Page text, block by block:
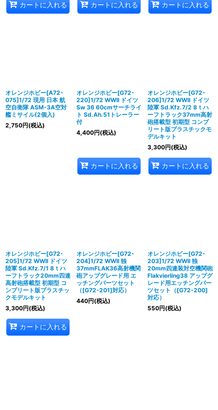
カートに入れる カートに入れる カートに入れる
オレンジホビー[A72-
075]1/72 現用 日本 航
空自衛隊 ASM-3A空対
艦ミサイル(2個入)
2,750円(税込)
オレンジホビー[G72-
220]1/72 WWII ドイツ
Sw 36 60cmサーチライ
ト Sd.Ah.51トレーラー
付
4,400円(税込)
カートに入れる
オレンジホビー[G72-
206]1/72 WWII ドイツ
陸軍 Sd.Kfz.7/2 8ｔハ
ーフトラック37mm高射
砲搭載型 初期型 コンプ
リート版プラスチックモ
デルキット
3,300円(税込)
カートに入れる
オレンジホビー[G72-
205]1/72 WWII ドイツ
陸軍 Sd.Kfz.7/1 8ｔハ
ーフトラック20mm四連
高射砲搭載型 初期型 コ
ンプリート版プラスチッ
クモデルキット
3,300円(税込)
カートに入れる
オレンジホビー[G72-
204]1/72 WWII 独
37mmFLAK36高射機関
砲アップグレード用 エ
ッチングパーツセット
（[G72-201]対応）
440円(税込)
オレンジホビー[G72-
203]1/72 WWII 独
20mm四連装対空機関砲
Flakvierling38 アップグ
レード用エッチングパー
ツセット（[G72-200]
対応）
550円(税込)